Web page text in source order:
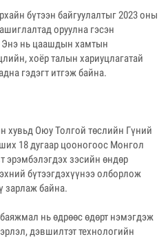
бүтээн байгуулалтыг 2023 оны
оруулна гэсэн
Энэ нь цаашдын хамтын
хоёр талын хариуцлагатай
гэдэгт итгэж байна.
хувьд Оюу Толгой төслийн Гүний
18 дугаар цооногоос Монгол
эрэмбэлэгдэх зэсийн өндөр
бүтээгдэхүүнээ олборлож
зарлаж байна.
нь өдрөөс өдөрт нэмэгдэж
дэвшилтэт технологийн